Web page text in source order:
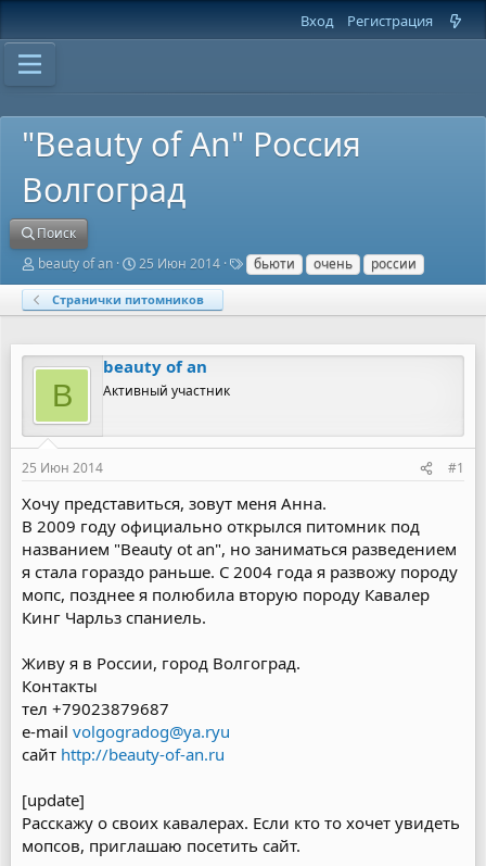
Вход Регистрация
"Beauty of An" Россия
Волгоград
Поиск
А
т
о
т
е
beauty of an
Д
т
а
а
ч
л
25 Июн 2014
Т
е
и
бьюти очень россии
Странички питомников
B
beauty of an
Активный участник
25 Июн 2014 #1
Хочу представиться, зовут меня Анна.
В 2009 году официально открылся питомник под
названием "Beauty ot an", но заниматься разведением
я стала гораздо раньше. С 2004 года я развожу породу
мопс, позднее я полюбила вторую породу Кавалер
Кинг Чарльз спаниель.
Живу я в России, город Волгоград.
Контакты
тел +79023879687
e-mail volgogradog@ya.ryu
сайт http://beauty-of-an.ru
[update]
Расскажу о своих кавалерах. Если кто то хочет увидеть
мопсов, приглашаю посетить сайт.